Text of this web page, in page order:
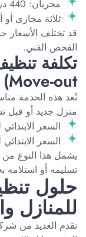
مجريان: 440 درهمًا إماراتيًا
ثلاثة مجاري أو أكثر: 190 درهمًا
قد تختلف الأسعار
الفحص الفني.
Move-out) في دبي
تُعد هذه الخدمة
منزل جديد أو قبل
السعر الابتدائي للفلل: 799
السعر الابتدائي للشقق: 599
يشمل هذا النوع من
تسليمه أو استلامه
حلول
للمنازل
تقدم العديد من